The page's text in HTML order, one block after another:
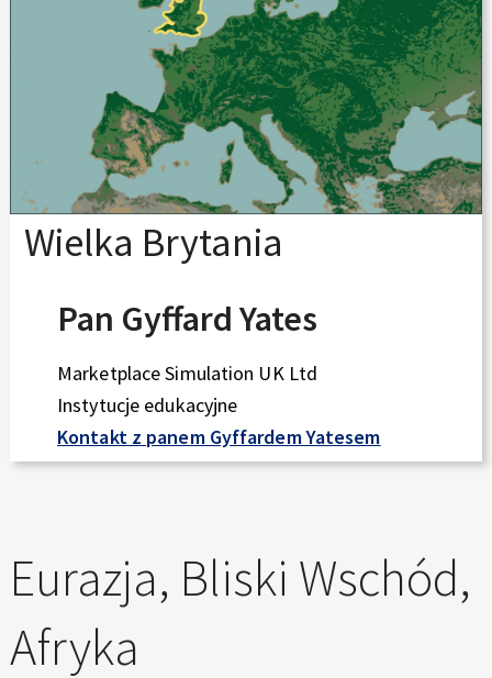
Wielka Brytania
Pan Gyffard Yates
Marketplace Simulation UK Ltd
Instytucje edukacyjne
Kontakt z panem Gyffardem Yatesem
Eurazja, Bliski Wschód,
Afryka